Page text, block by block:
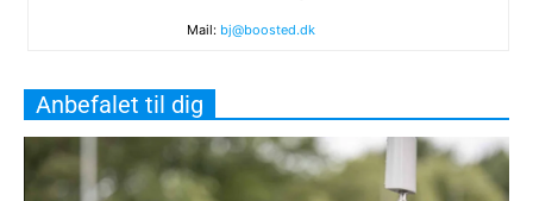
Mail: bj@boosted.dk